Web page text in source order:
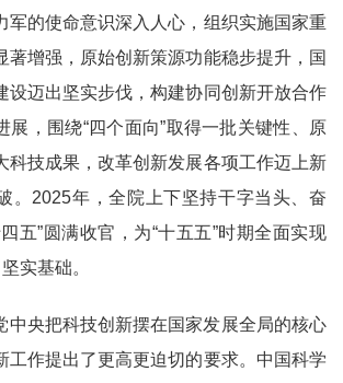
军的使命意识深入人心，组织实施国家重
著增强，原始创新策源功能稳步提升，国
设迈出坚实步伐，构建协同创新开放合作
展，围绕“四个面向”取得一批关键性、原
科技成果，改革创新发展各项工作迈上新
。2025年，全院上下坚持干字当头、奋
五”圆满收官，为“十五五”时期全面实现
实基础。
中央把科技创新摆在国家发展全局的核心
工作提出了更高更迫切的要求。中国科学